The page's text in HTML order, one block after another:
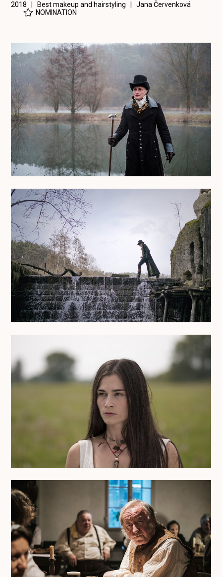
2018 | Best makeup and hairstyling |Jana Červenková
NOMINATION